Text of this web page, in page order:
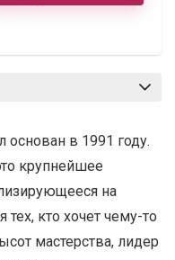
в 1991 году.
крупнейшее
на
кто хочет чему-то
мастерства, лидер